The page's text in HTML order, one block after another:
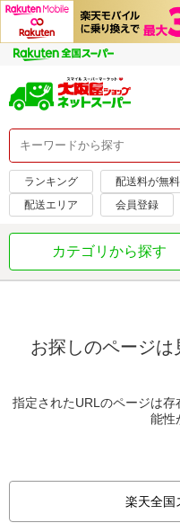
ランキング 配送料が無料
配送エリア
会員登録
カテゴリから探す
お探しのページは
指定されたURLのページは
能性
楽天全国